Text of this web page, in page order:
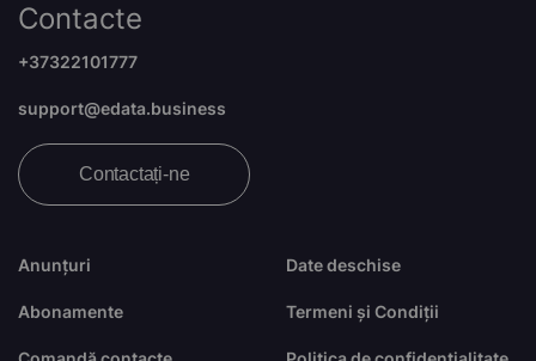
Anunțuri
Abonamente
Date deschise
Termeni și Condiții
Contacte
+37322101777
support@edata.business
Contactați-ne